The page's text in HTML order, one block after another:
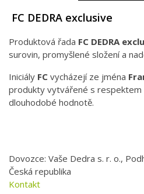
FC DEDRA exclusive
Produktová řada FC DEDRA
surovin, promyšlené složení a
Iniciály FC vycházejí ze jména
produkty vytvářené s respektem
dlouhodobé hodnotě.
Dovozce: Vaše Dedra s. r. o.,
Česká republika
Kontakt